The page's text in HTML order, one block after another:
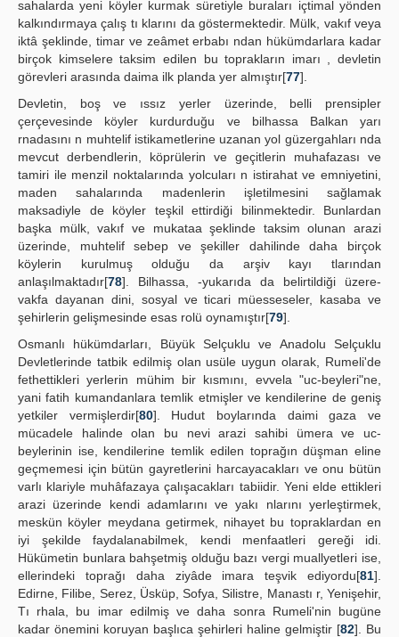
sahalarda yeni köyler kurmak süretiyle buraları içtimal yönden
kalkındırmaya çalış tı klarını da göstermektedir. Mülk, vakıf veya
iktâ şeklinde, timar ve zeâmet erbabı ndan hükümdarlara kadar
birçok kimselere taksim edilen bu toprakların imarı , devletin
görevleri arasında daima ilk planda yer almıştır[77].
Devletin, boş ve ıssız yerler üzerinde, belli prensipler
çerçevesinde köyler kurdurduğu ve bilhassa Balkan yarı
rnadasını n muhtelif istikametlerine uzanan yol güzergahları nda
mevcut derbendlerin, köprülerin ve geçitlerin muhafazası ve
tamiri ile menzil noktalarında yolcuları n istirahat ve emniyetini,
maden sahalarında madenlerin işletilmesini sağlamak
maksadiyle de köyler teşkil ettirdiği bilinmektedir. Bunlardan
başka mülk, vakıf ve mukataa şeklinde taksim olunan arazi
üzerinde, muhtelif sebep ve şekiller dahilinde daha birçok
köylerin kurulmuş olduğu da arşiv kayı tlarından
anlaşılmaktadır[78]. Bilhassa, -yukarıda da belirtildiği üzere-
vakfa dayanan dini, sosyal ve ticari müesseseler, kasaba ve
şehirlerin gelişmesinde esas rolü oynamıştır[79].
Osmanlı hükümdarları, Büyük Selçuklu ve Anadolu Selçuklu
Devletlerinde tatbik edilmiş olan usüle uygun olarak, Rumeli'de
fethettikleri yerlerin mühim bir kısmını, evvela "uc-beyleri"ne,
yani fatih kumandanlara temlik etmişler ve kendilerine de geniş
yetkiler vermişlerdir[80]. Hudut boylarında daimi gaza ve
mücadele halinde olan bu nevi arazi sahibi ümera ve uc-
beylerinin ise, kendilerine temlik edilen toprağın düşman eline
geçmemesi için bütün gayretlerini harcayacakları ve onu bütün
varlı klariyle muhâfazaya çalışacakları tabiidir. Yeni elde ettikleri
arazi üzerinde kendi adamlarını ve yakı nlarını yerleştirmek,
meskün köyler meydana getirmek, nihayet bu topraklardan en
iyi şekilde faydalanabilmek, kendi menfaatleri gereği idi.
Hükümetin bunlara bahşetmiş olduğu bazı vergi muallyetleri ise,
ellerindeki toprağı daha ziyâde imara teşvik ediyordu[81].
Edirne, Filibe, Serez, Üsküp, Sofya, Silistre, Manastı r, Yenişehir,
Tı rhala, bu imar edilmiş ve daha sonra Rumeli'nin bugüne
kadar önemini koruyan başlıca şehirleri haline gelmiştir [82]. Bu